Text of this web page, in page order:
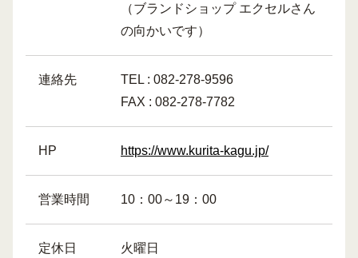
（ブランドショップ エクセルさん
の向かいです）
連絡先
TEL : 082-278-9596
FAX : 082-278-7782
HP https://www.kurita-kagu.jp/
営業時間 10：00～19：00
定休日 火曜日